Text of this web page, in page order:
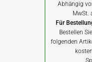
Abhängig
MwSt.
Für
Bestellen
folgenden